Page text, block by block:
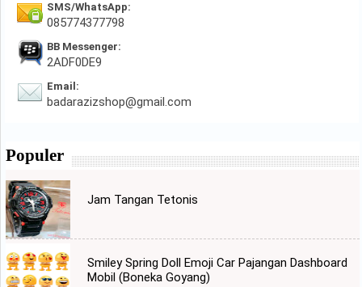
SMS/WhatsApp:
085774377798
BB Messenger:
2ADF0DE9
Email:
badarazizshop@gmail.com
Populer
Jam Tangan Tetonis
Smiley Spring Doll Emoji Car Pajangan Dashboard
Mobil (Boneka Goyang)